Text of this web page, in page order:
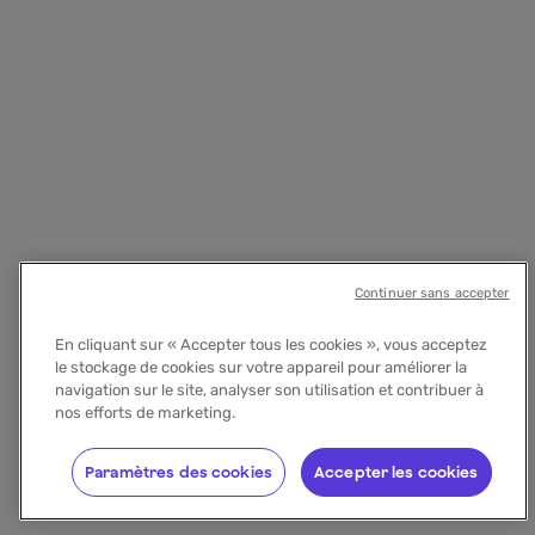
En cliquant sur « Accepter tous les cookies », vous acceptez
le stockage de cookies sur votre appareil pour améliorer la
navigation sur le site, analyser son utilisation et contribuer à
nos efforts de marketing.
Accepter les cookies
Paramètres des cookies
Continuer sans accepter